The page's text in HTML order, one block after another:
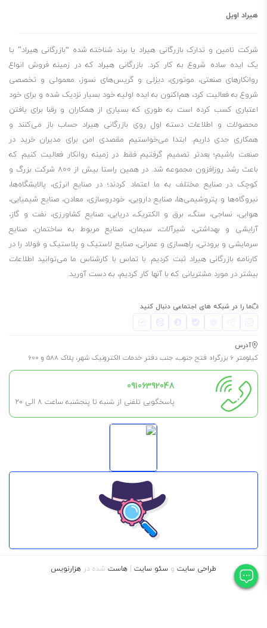
پایداری حرارتی عالی
جلوگیری از خوردگی و زنگ‌زدگی
پایداری اکسیداسیون عالی
مقاوم در برابر آب
مقاوم در برابر سایش
هیراد اویل
شرکت تامین و تدارک بازرگانی هیراد یا برند شناخته شده “بازرگانی هیراد” بـا
یک ایده ساده شروع به کار کرد. بازرگانی هیراد که در زمینه فروش انواع
روانکارهای صنعتی، موتوری، دیزلی و گریس‌های نسوز، معمولی و تخصصی
شروع به فعالیت کرد، هم‌اکنون به ایده اولیه خود بسیار نزدیک شده و برای خود
اعتباری کسب کرده است به طوری که بسیاری از همکاران و رقبا برای یافتن
محصولات و اطلاعات دسته اول روی بازرگانی هیراد حساب باز می‌کنند و
همکاری جدی داریم. ابتدا می‌خواستیم مقصدی امن برای مدیران خرید در
صنعت باشیم؛ بعدتر تصمیم گرفتیم فقط در زمینه روانکار فعالیت کنیم که
باعث رشد روزافزون مجموعه شد. در همین راستا بیش از 800 شرکت بزرگ و
کوچک در صنایع مختلف به ما اعتماد کردند؛ در صنایع انرژی، پالایشگاه‌ها،
نیروگاه‌ها و پتروشیمی‌ها، صنایع دارویی، خودروسازی، معادن، صنایع شیمیایی،
هوایی، نساجی، سنگ، برق و الکتریک، دریایی، صنایع کشاورزی، نفت و گاز،
آرایشی و بهداشتی، شیرآلات، سیمان، صنایع مربوط به ساختمان، صنایع
سرمایشی و برودتی، راهسازی و عمرانی، صنایع لاستیک و پلاستیک و فولاد را در
کارنامه بازرگانی هیراد ثبت کردیم. با تماس با کارشناس ما می‌توانید اطلاعات
بیشتر در مورد مشتریانی که با آنها کار کردیم، به دست آورید.
ما را در شبکه های اجتماعی دنبال کنید
آدرس
کیلومتر 6 بزرگراه فتح جنوب، جنب دفتر خدمات الکترونیک شهر، پلاک 588 و 600
09106392048
پاسخگویی تلفنی از شنبه تا پنجشنبه ساعت 8 الی ۲۰
طراحی سایت و سئو سایت | هاست شده در هزارنویس